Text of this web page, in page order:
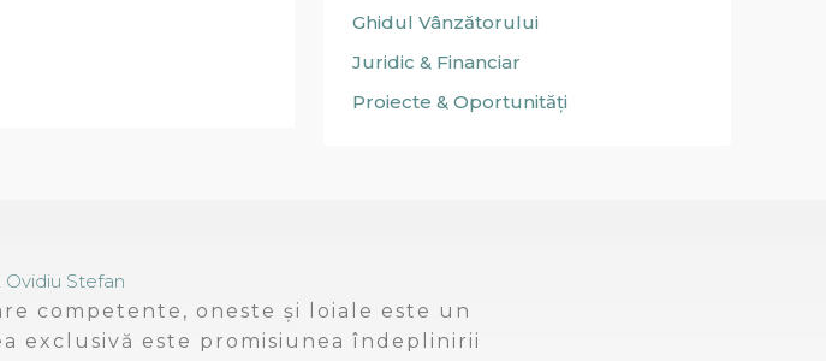
Ghidul Vânzătorului
Juridic & Financiar
Proiecte & Oportunități
competente, oneste și loiale este un
exclusivă este promisiunea îndeplinirii